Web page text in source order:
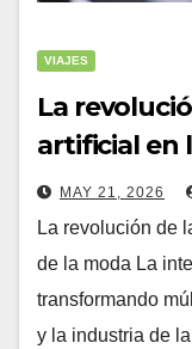
VIAJES
La
artificial en
(revolución
MAY 21, 2026
La revolución de
de la moda La
transformando
y la industria de